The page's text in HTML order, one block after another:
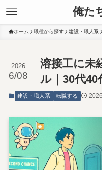
俺た
ホーム 職種から探す 建設・職人系
溶接工に未
ル｜30代40
2026
6/08
建設・職人系 転職する